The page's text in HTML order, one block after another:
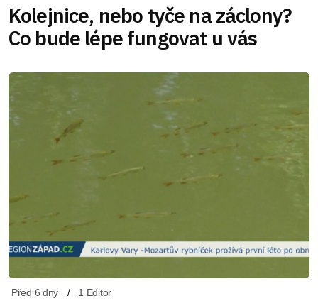
Kolejnice, nebo tyče na záclony?
Co bude lépe fungovat u vás
Před 6 dny 1 Editor